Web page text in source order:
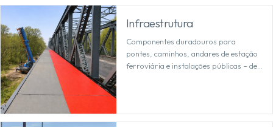
Infraestrutura
Componentes duradouros para
pontes, caminhos, andares de estação
ferroviária e instalações públicas – de